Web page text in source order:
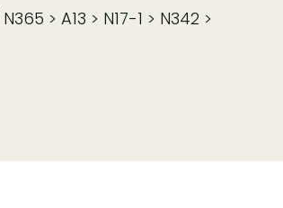
> A13 > N17-1 > N342 >